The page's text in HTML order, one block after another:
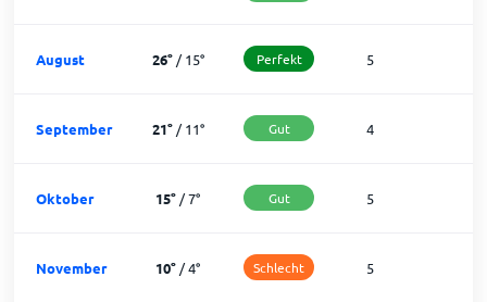
August 26°/15° Perfekt 5
September 21°/11° Gut 4
Oktober 15° /7° Gut 5
November 10° /4° Schlecht 5